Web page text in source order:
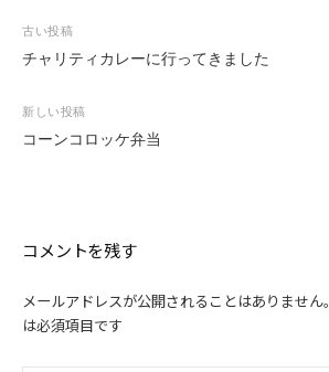
投
稿
ビ
ゲ
ン
古い投稿
チャリティカレーに行ってきました
新しい投稿
コーンコロッケ弁当
コメントを残す
メールアドレスが公開されることはありません。
は必須項目です